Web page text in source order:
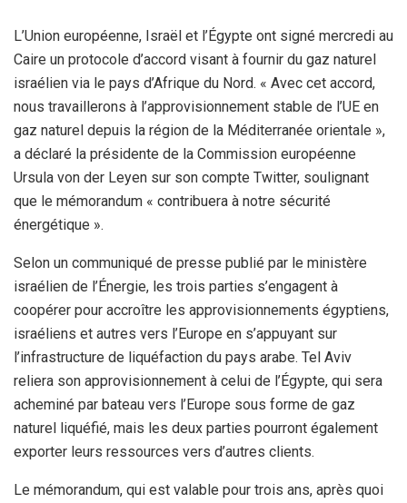
L’Union européenne, Israël et l’Égypte ont signé mercredi au
Caire un protocole d’accord visant à fournir du gaz naturel
israélien via le pays d’Afrique du Nord. « Avec cet accord,
nous travaillerons à l’approvisionnement stable de l’UE en
gaz naturel depuis la région de la Méditerranée orientale »,
a déclaré la présidente de la Commission européenne
Ursula von der Leyen sur son compte Twitter, soulignant
que le mémorandum « contribuera à notre sécurité
énergétique ».
Selon un communiqué de presse publié par le ministère
israélien de l’Énergie, les trois parties s’engagent à
coopérer pour accroître les approvisionnements égyptiens,
israéliens et autres vers l’Europe en s’appuyant sur
l’infrastructure de liquéfaction du pays arabe. Tel Aviv
reliera son approvisionnement à celui de l’Égypte, qui sera
acheminé par bateau vers l’Europe sous forme de gaz
naturel liquéfié, mais les deux parties pourront également
exporter leurs ressources vers d’autres clients.
Le mémorandum, qui est valable pour trois ans, après quoi